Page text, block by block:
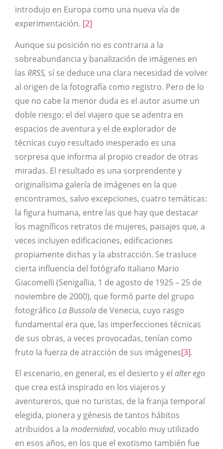
introdujo en Europa como una nueva vía de
experimentación. [2]
Aunque su posición no es contraria a la
sobreabundancia y banalización de imágenes en
las RRSS, sí se deduce una clara necesidad de volver
al origen de la fotografía como registro. Pero de lo
que no cabe la menor duda es el autor asume un
doble riesgo: el del viajero que se adentra en
espacios de aventura y el de explorador de
técnicas cuyo resultado inesperado es una
sorpresa que informa al propio creador de otras
miradas. El resultado es una sorprendente y
originalísima galería de imágenes en la que
encontramos, salvo excepciones, cuatro temáticas:
la figura humana, entre las que hay que destacar
los magníficos retratos de mujeres, paisajes que, a
veces incluyen edificaciones, edificaciones
propiamente dichas y la abstracción. Se trasluce
cierta influencia del fotógrafo italiano Mario
Giacomelli (Senigallia, 1 de agosto de 1925 – 25 de
noviembre de 2000), que formó parte del grupo
fotográfico La Bussola de Venecia, cuyo rasgo
fundamental era que, las imperfecciones técnicas
de sus obras, a veces provocadas, tenían como
fruto la fuerza de atracción de sus imágenes[3].
El escenario, en general, es el desierto y el alter ego
que crea está inspirado en los viajeros y
aventureros, que no turistas, de la franja temporal
elegida, pionera y génesis de tantos hábitos
atribuidos a la modernidad, vocablo muy utilizado
en esos años, en los que el exotismo también fue